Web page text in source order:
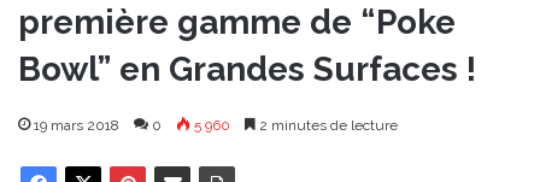
première gamme de “Poke
Bowl” en Grandes Surfaces !
19 mars 2018 0 5 960 2 minutes de lecture